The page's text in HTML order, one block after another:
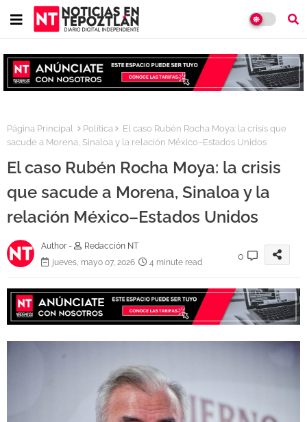
Página Principal Política
El caso Rubén Rocha Moya: la crisis que
sacude a Morena, Sinaloa y la relación México–Estados Unidos
El caso Rubén Rocha Moya: la crisis
que sacude a Morena, Sinaloa y la
relación México–Estados Unidos
Author -
Redacción NT
jueves, mayo 07, 2026
4 minute read
0